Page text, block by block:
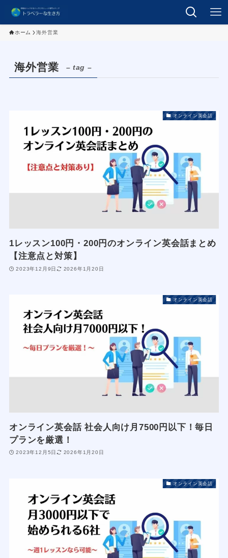
ホーム 海外営業
海外営業 – tag –
オンライン英会話
1レッスン100円・200円のオンライン英会話まとめ
【注意点と対策】
2023年12月9日 2026年1月20日
オンライン英会話
オンライン英会話 社会人向け月7500円以下！毎日
プランを厳選！
2023年12月5日 2026年1月20日
オンライン英会話